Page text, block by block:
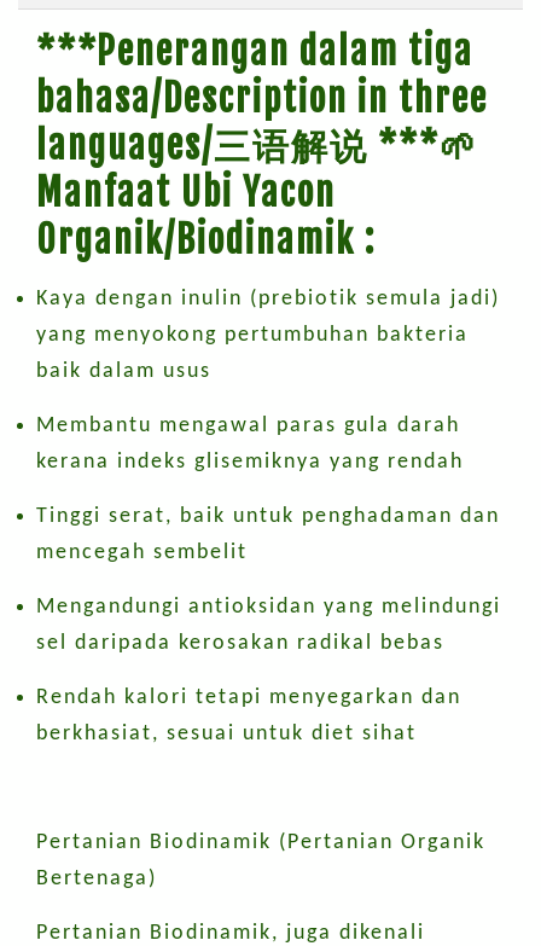
***Penerangan dalam tiga
bahasa/Description in three
languages/三语解说 ***🌱
Manfaat Ubi Yacon
Organik/Biodinamik :
Kaya dengan inulin (prebiotik semula jadi)
yang menyokong pertumbuhan bakteria
baik dalam usus
Membantu mengawal paras gula darah
kerana indeks glisemiknya yang rendah
Tinggi serat, baik untuk penghadaman dan
mencegah sembelit
Mengandungi antioksidan yang melindungi
sel daripada kerosakan radikal bebas
Rendah kalori tetapi menyegarkan dan
berkhasiat, sesuai untuk diet sihat
Pertanian Biodinamik (Pertanian Organik
Bertenaga)
Pertanian Biodinamik, juga dikenali